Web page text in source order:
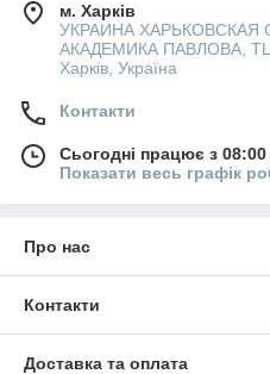
м. Харків
УКРАИНА ХАРЬКОВСКАЯ
АКАДЕМИКА ПАВЛОВА,
Харків, Україна
Контакти
Сьогодні працює з
Показати весь графік
Про нас
Контакти
Доставка та оплата